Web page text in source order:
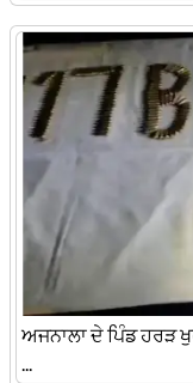
ਅਜਨਾਲਾ ਦੇ ਪਿੰਡ ਹਰੜ